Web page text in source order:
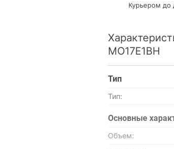
Курьером до
MO17E1BH
Тип
Тип:
Основные
Объем: